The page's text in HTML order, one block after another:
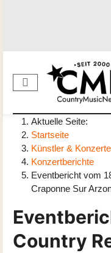
Aktuelle Seite:
Startseite
Künstler & Konzerte
Konzertberichte
Eventbericht vom
Craponne Sur
Country